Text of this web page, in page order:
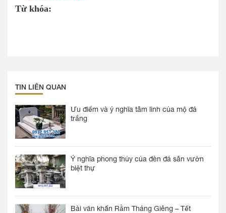
Từ khóa:
TIN LIÊN QUAN
Ưu điểm và ý nghĩa tâm linh của mộ đá
trắng
Ý nghĩa phong thủy của đèn đá sân vườn
biệt thự
Bài văn khấn Rằm Tháng Giêng – Tết